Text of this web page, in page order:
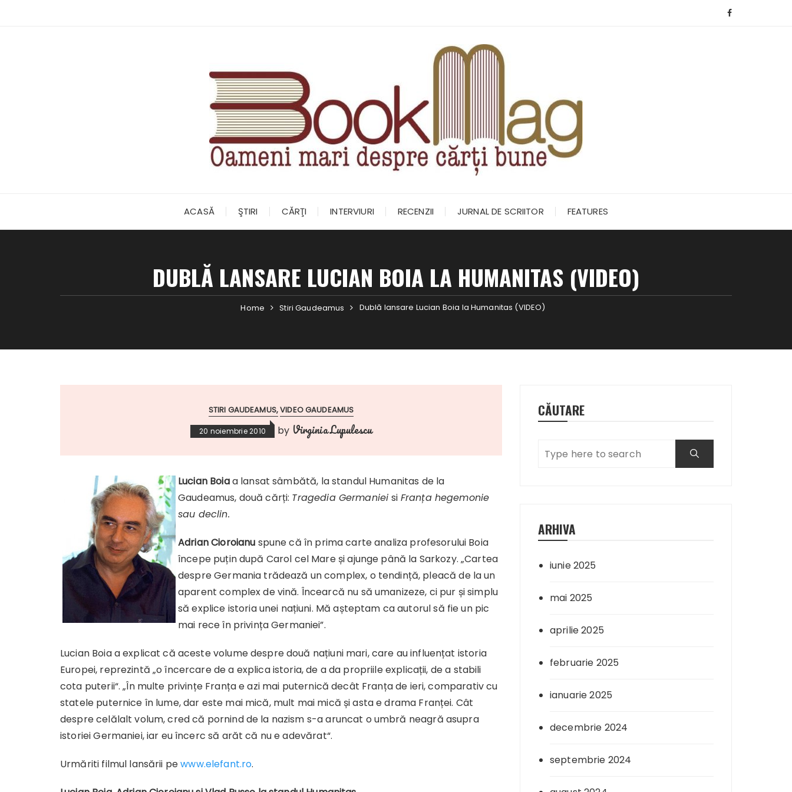
ACASĂ ŞTIRI CĂRŢI INTERVIURI RECENZII JURNAL DE SCRIITOR FEATURES
DUBLĂ LANSARE LUCIAN BOIA LA HUMANITAS (VIDEO)
Home Stiri Gaudeamus Dublă lansare Lucian Boia la Humanitas (VIDEO)
STIRI GAUDEAMUS VIDEO GAUDEAMUS
20 noiembrie 2010 by Virginia Lupulescu
Lucian Boiaa lansat sâmbătă, la standul Humanitas de la
Gaudeamus, două cărți: Tragedia Germanieisi Franța hegemonie
sau declin.
Adrian Cioroianu spune că în prima carte analiza profesorului Boia
începe puțin după Carol cel Mare și ajunge până la Sarkozy. „Cartea
despre Germania trădează un complex, o tendință, pleacă de la un
aparent complex de vină. Încearcă nu să umanizeze, ci pur și simplu
să explice istoria unei națiuni. Mă așteptam ca autorul să fie un pic
mai rece în privința Germaniei”.
Lucian Boia a explicat că aceste volume despre două națiuni mari, care au influențat istoria
Europei, reprezintă „o încercare de a explica istoria, de a da propriile explicații, de a stabili
cota puterii“. „În multe privințe Franța e azi mai puternică decât Franța de ieri, comparativ cu
statele puternice în lume, dar este mai mică, mult mai mică și asta e drama Franței. Cât
despre celălalt volum, cred că pornind de la nazism s-a aruncat o umbră neagră asupra
istoriei Germaniei, iar eu încerc să arăt că nu e adevărat“.
Urmăriti filmul lansării pewww.elefant.ro.
CĂUTARE
ARHIVA
iunie 2025
mai 2025
aprilie 2025
februarie 2025
ianuarie 2025
decembrie 2024
septembrie 2024